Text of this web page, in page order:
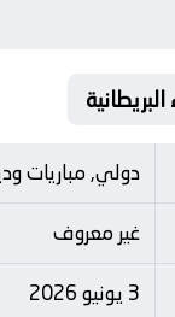
دولي, مباريات
غير معروف
3 يونيو 2026